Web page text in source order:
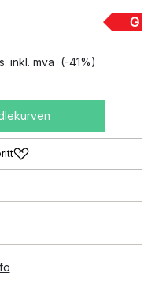
G
inkl. mva (-41%)